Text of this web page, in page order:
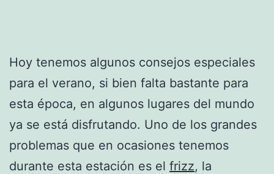
Hoy tenemos algunos consejos especiales
para el verano, si bien falta bastante para
esta época, en algunos lugares del mundo
ya se está disfrutando. Uno de los grandes
problemas que en ocasiones tenemos
durante esta estación es el frizz, la